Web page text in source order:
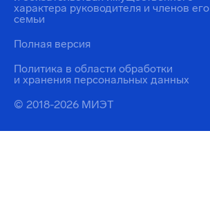
© 2018-2026 МИЭТ
Политика в области обработки
и хранения персональных данных
характера руководителя и членов его
семьи
Полная версия